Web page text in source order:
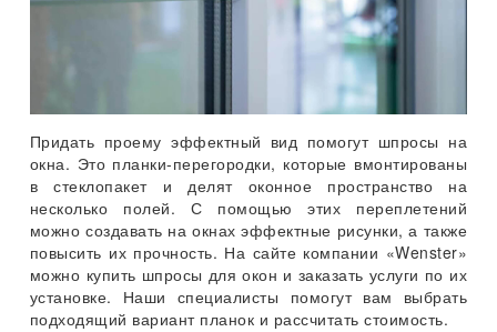
Придать проему эффектный вид помогут шпросы на
окна. Это планки-перегородки, которые вмонтированы
в стеклопакет и делят оконное пространство на
несколько полей. С помощью этих переплетений
можно создавать на окнах эффектные рисунки, а также
повысить их прочность. На сайте компании «Wenster»
можно купить шпросы для окон и заказать услуги по их
установке. Наши специалисты помогут вам выбрать
подходящий вариант планок и рассчитать стоимость.